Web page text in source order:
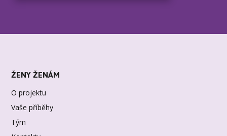
ŽENY ŽENÁM
O projektu
Vaše příběhy
Tým